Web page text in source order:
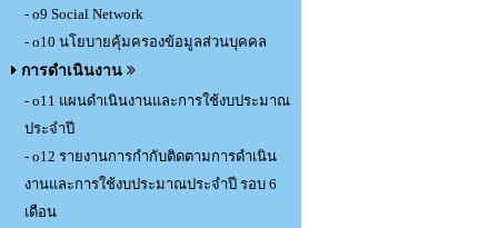
- o9 Social Network
- o10 นโยบายคุ้มครองข้อมูลส่วนบุคคล
การดำเนินงาน
- o11 แผนดำเนินงานและการใช้งบประมาณ
ประจำปี
- o12 รายงานการกำกับติดตามการดำเนิน
งานและการใช้งบประมาณประจำปี รอบ 6
เดือน